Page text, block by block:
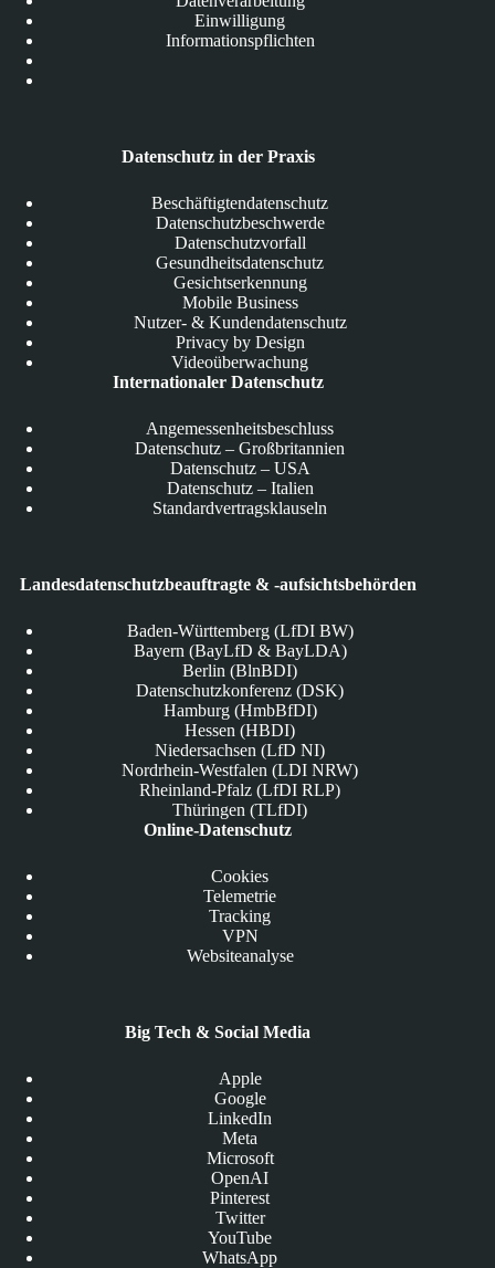
Einwilligung
Informationspflichten
Datenschutz in der Praxis
Beschäftigtendatenschutz
Datenschutzbeschwerde
Datenschutzvorfall
Gesundheitsdatenschutz
Gesichtserkennung
Mobile Business
Nutzer- & Kundendatenschutz
Privacy by Design
Videoüberwachung
Internationaler Datenschutz
Angemessenheitsbeschluss
Datenschutz – Großbritannien
Datenschutz – USA
Datenschutz – Italien
Standardvertragsklauseln
Landesdatenschutzbeauftragte & -aufsichtsbehörden
Baden-Württemberg (LfDI BW)
Bayern (BayLfD & BayLDA)
Berlin (BlnBDI)
Datenschutzkonferenz (DSK)
Hamburg (HmbBfDI)
Hessen (HBDI)
Niedersachsen (LfD NI)
Nordrhein-Westfalen (LDI NRW)
Rheinland-Pfalz (LfDI RLP)
Thüringen (TLfDI)
Online-Datenschutz
Cookies
Telemetrie
Tracking
VPN
Websiteanalyse
Big Tech & Social Media
Apple
Google
LinkedIn
Meta
Microsoft
OpenAI
Pinterest
Twitter
YouTube
WhatsApp